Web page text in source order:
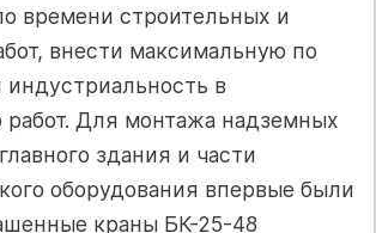
времени строительных и
внести максимальную по
в
работ. Для монтажа надземных
здания и части
оборудования впервые были
краны БК-25-48